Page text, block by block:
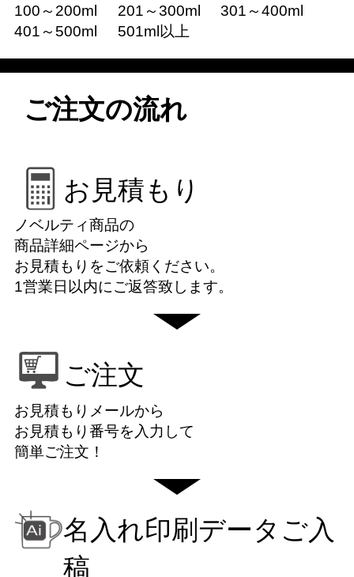
100～200ml
201～300ml
301～400ml
401～500ml
501ml以上
ご注文の流れ
お見積もり
ノベルティ商品の
商品詳細ページから
お見積もりをご依頼ください。
1営業日以内にご返答致します。
ご注文
お見積もりメールから
お見積もり番号を入力して
簡単ご注文！
名入れ印刷データご入
稿